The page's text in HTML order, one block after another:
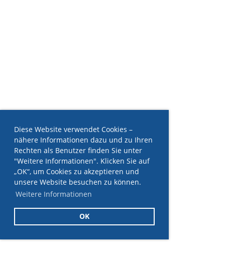
Diese Website verwendet Cookies –
nähere Informationen dazu und zu Ihren
Rechten als Benutzer finden Sie unter
"Weitere Informationen". Klicken Sie auf
„OK“, um Cookies zu akzeptieren und
unsere Website besuchen zu können.
Weitere Informationen
OK